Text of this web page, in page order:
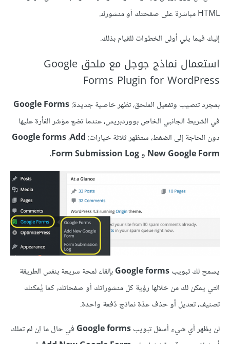
HTML مباشرة على صفحتك أو منشورك.
إليك فيما يلي أولى الخطوات للقيام بذلك.
استعمال نماذج جوجل مع ملحق Google
Forms Plugin for WordPress
بمجرد تنصيب وتفعيل الملحق، تظهر خاصية جديدة:Google Forms
في الشريط الجانبي الخاص بووردبريس، عندما تضع مؤشر الفأرة عليها
دون الحاجة إلى الضغط، ستظهر ثلاثة خيارات:
Google forms،Add
New Google Form و .
يسمح لك تبويبGoogle formsبإلقاء لمحة سريعة بنفس الطريقة
التي يمكن لك من خلالها رؤية كل منشوراتك أو صفحاتك، كما يُمكنك
تصنيف، تعديل أو حذف عدّة نماذج دُفعة واحدة.
لن يظهر أي شيء أسفل تبويبGoogle forms في حال ما إن لم تملك